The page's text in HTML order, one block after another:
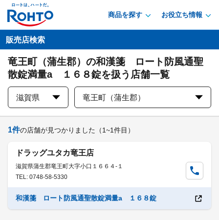
商品を探す お役立ち情報
販売店検索
竜王町（蒲生郡）の和漢箋 ロート防風通聖
散錠満量a １６８錠を扱う店舗一覧
滋賀県 竜王町（蒲生郡）
1件の店舗が見つかりました （1~1件目）
ドラッグユタカ竜王店
滋賀県蒲生郡竜王町大字小口１６６４-１
TEL: 0748-58-5330
和漢箋 ロート防風通聖散錠満量a １６８錠